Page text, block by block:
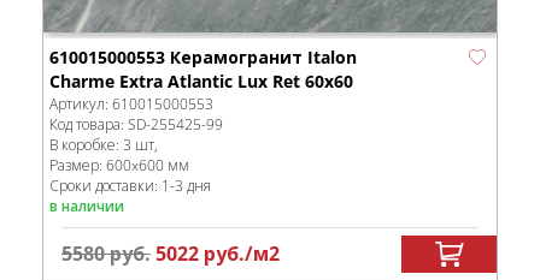
610015000553 Керамогранит Italon
Charme Extra Atlantic Lux Ret 60x60
Артикул: 610015000553
Код товара: SD-255425-99
В коробке: 3 шт,
Размер: 600x600 мм
Сроки доставки: 1-3 дня
в наличии
5580руб.5022 руб./м2